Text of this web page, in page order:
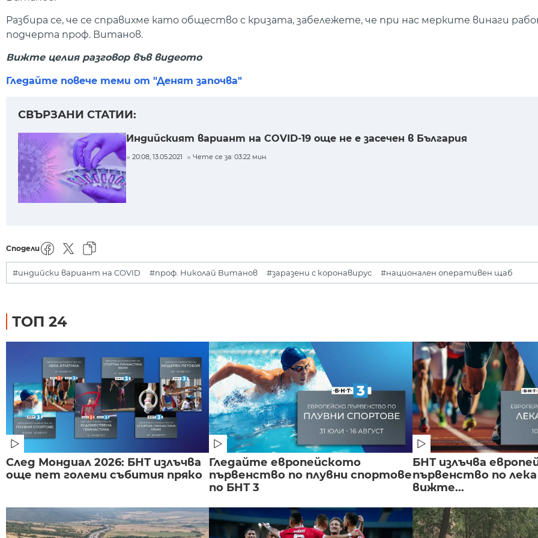
Разбира се, че се справихме като общество с кризата, забележете, че при нас мерките винаги
подчерта проф. Витанов.
Вижте целия разговор във видеото
Гледайте повече теми от "Денят започва"
СВЪРЗАНИ СТАТИИ:
Индийският вариант на COVID-19 още не е засечен в България
20:08, 13.05.2021 Чете се за: 03:22 мин.
Сподели
#индийски вариант на COVID #проф. Николай Витанов #заразени с коронавирус #национален оперативен щаб
ТОП 24
След Мондиал 2026: БНТ излъчва
още пет големи събития пряко
Гледайте европейското
първенство по плувни спортове
по БНТ 3
БНТ излъчва
първенство по
вижте...